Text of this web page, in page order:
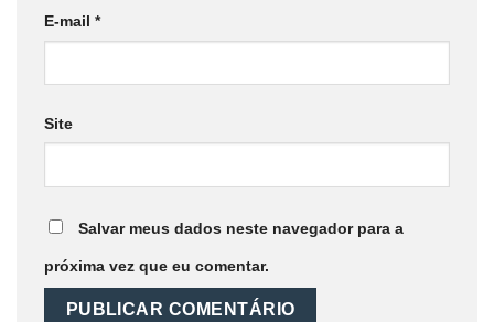
E-mail *
Site
Salvar meus dados neste navegador para a
próxima vez que eu comentar.